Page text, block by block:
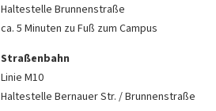
Haltestelle Brunnenstraße
ca. 5 Minuten zu Fuß zum Campus
Straßenbahn
Linie M10
Haltestelle Bernauer Str. / Brunnenstraße